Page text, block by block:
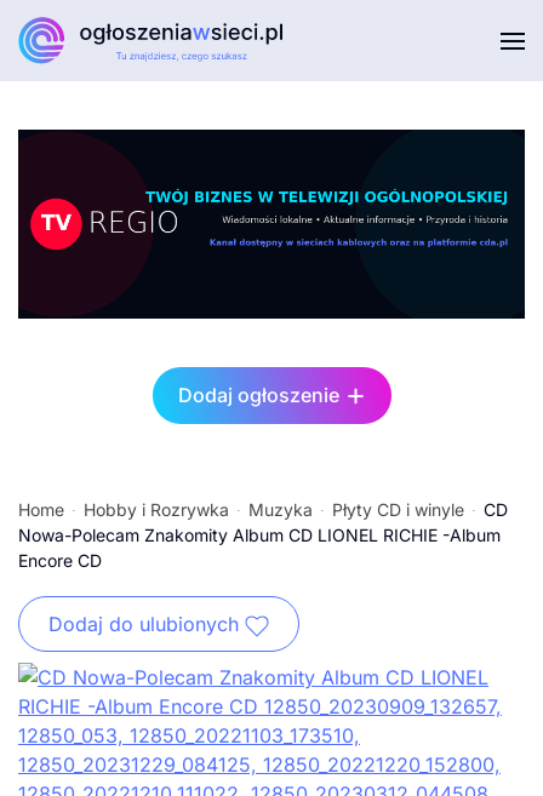
Dodaj ogłoszenie
Home Hobby i Rozrywka Muzyka Płyty CD i winyle
CD
Nowa-Polecam Znakomity Album CD LIONEL RICHIE -Album
Encore CD
Dodaj do ulubionych